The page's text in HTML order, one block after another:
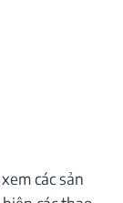
các sản